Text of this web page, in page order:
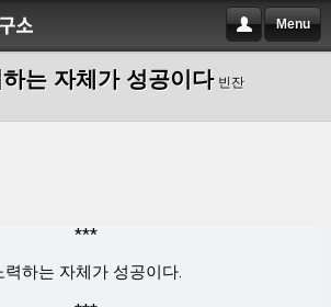
Menu
하는 자체가 성공이다 빈잔
***
력하는 자체가 성공이다.